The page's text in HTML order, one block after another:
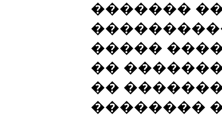
�������
�����
��
��
��������